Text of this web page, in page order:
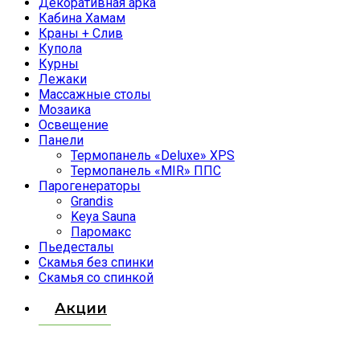
Декоративная арка
Кабина Хамам
Краны + Слив
Купола
Курны
Лежаки
Массажные столы
Мозаика
Освещение
Панели
Термопанель «Deluxe» XPS
Термопанель «MIR» ППС
Парогенераторы
Grandis
Keya Sauna
Паромакс
Пьедесталы
Скамья без спинки
Скамья со спинкой
Акции